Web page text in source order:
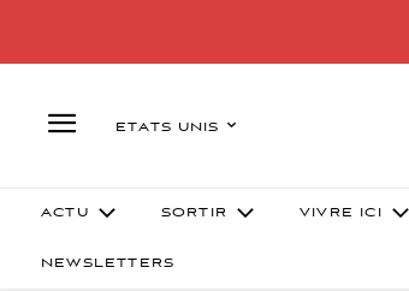
ETATS UNIS
ACTU SORTIR VIVRE ICI
NEWSLETTERS